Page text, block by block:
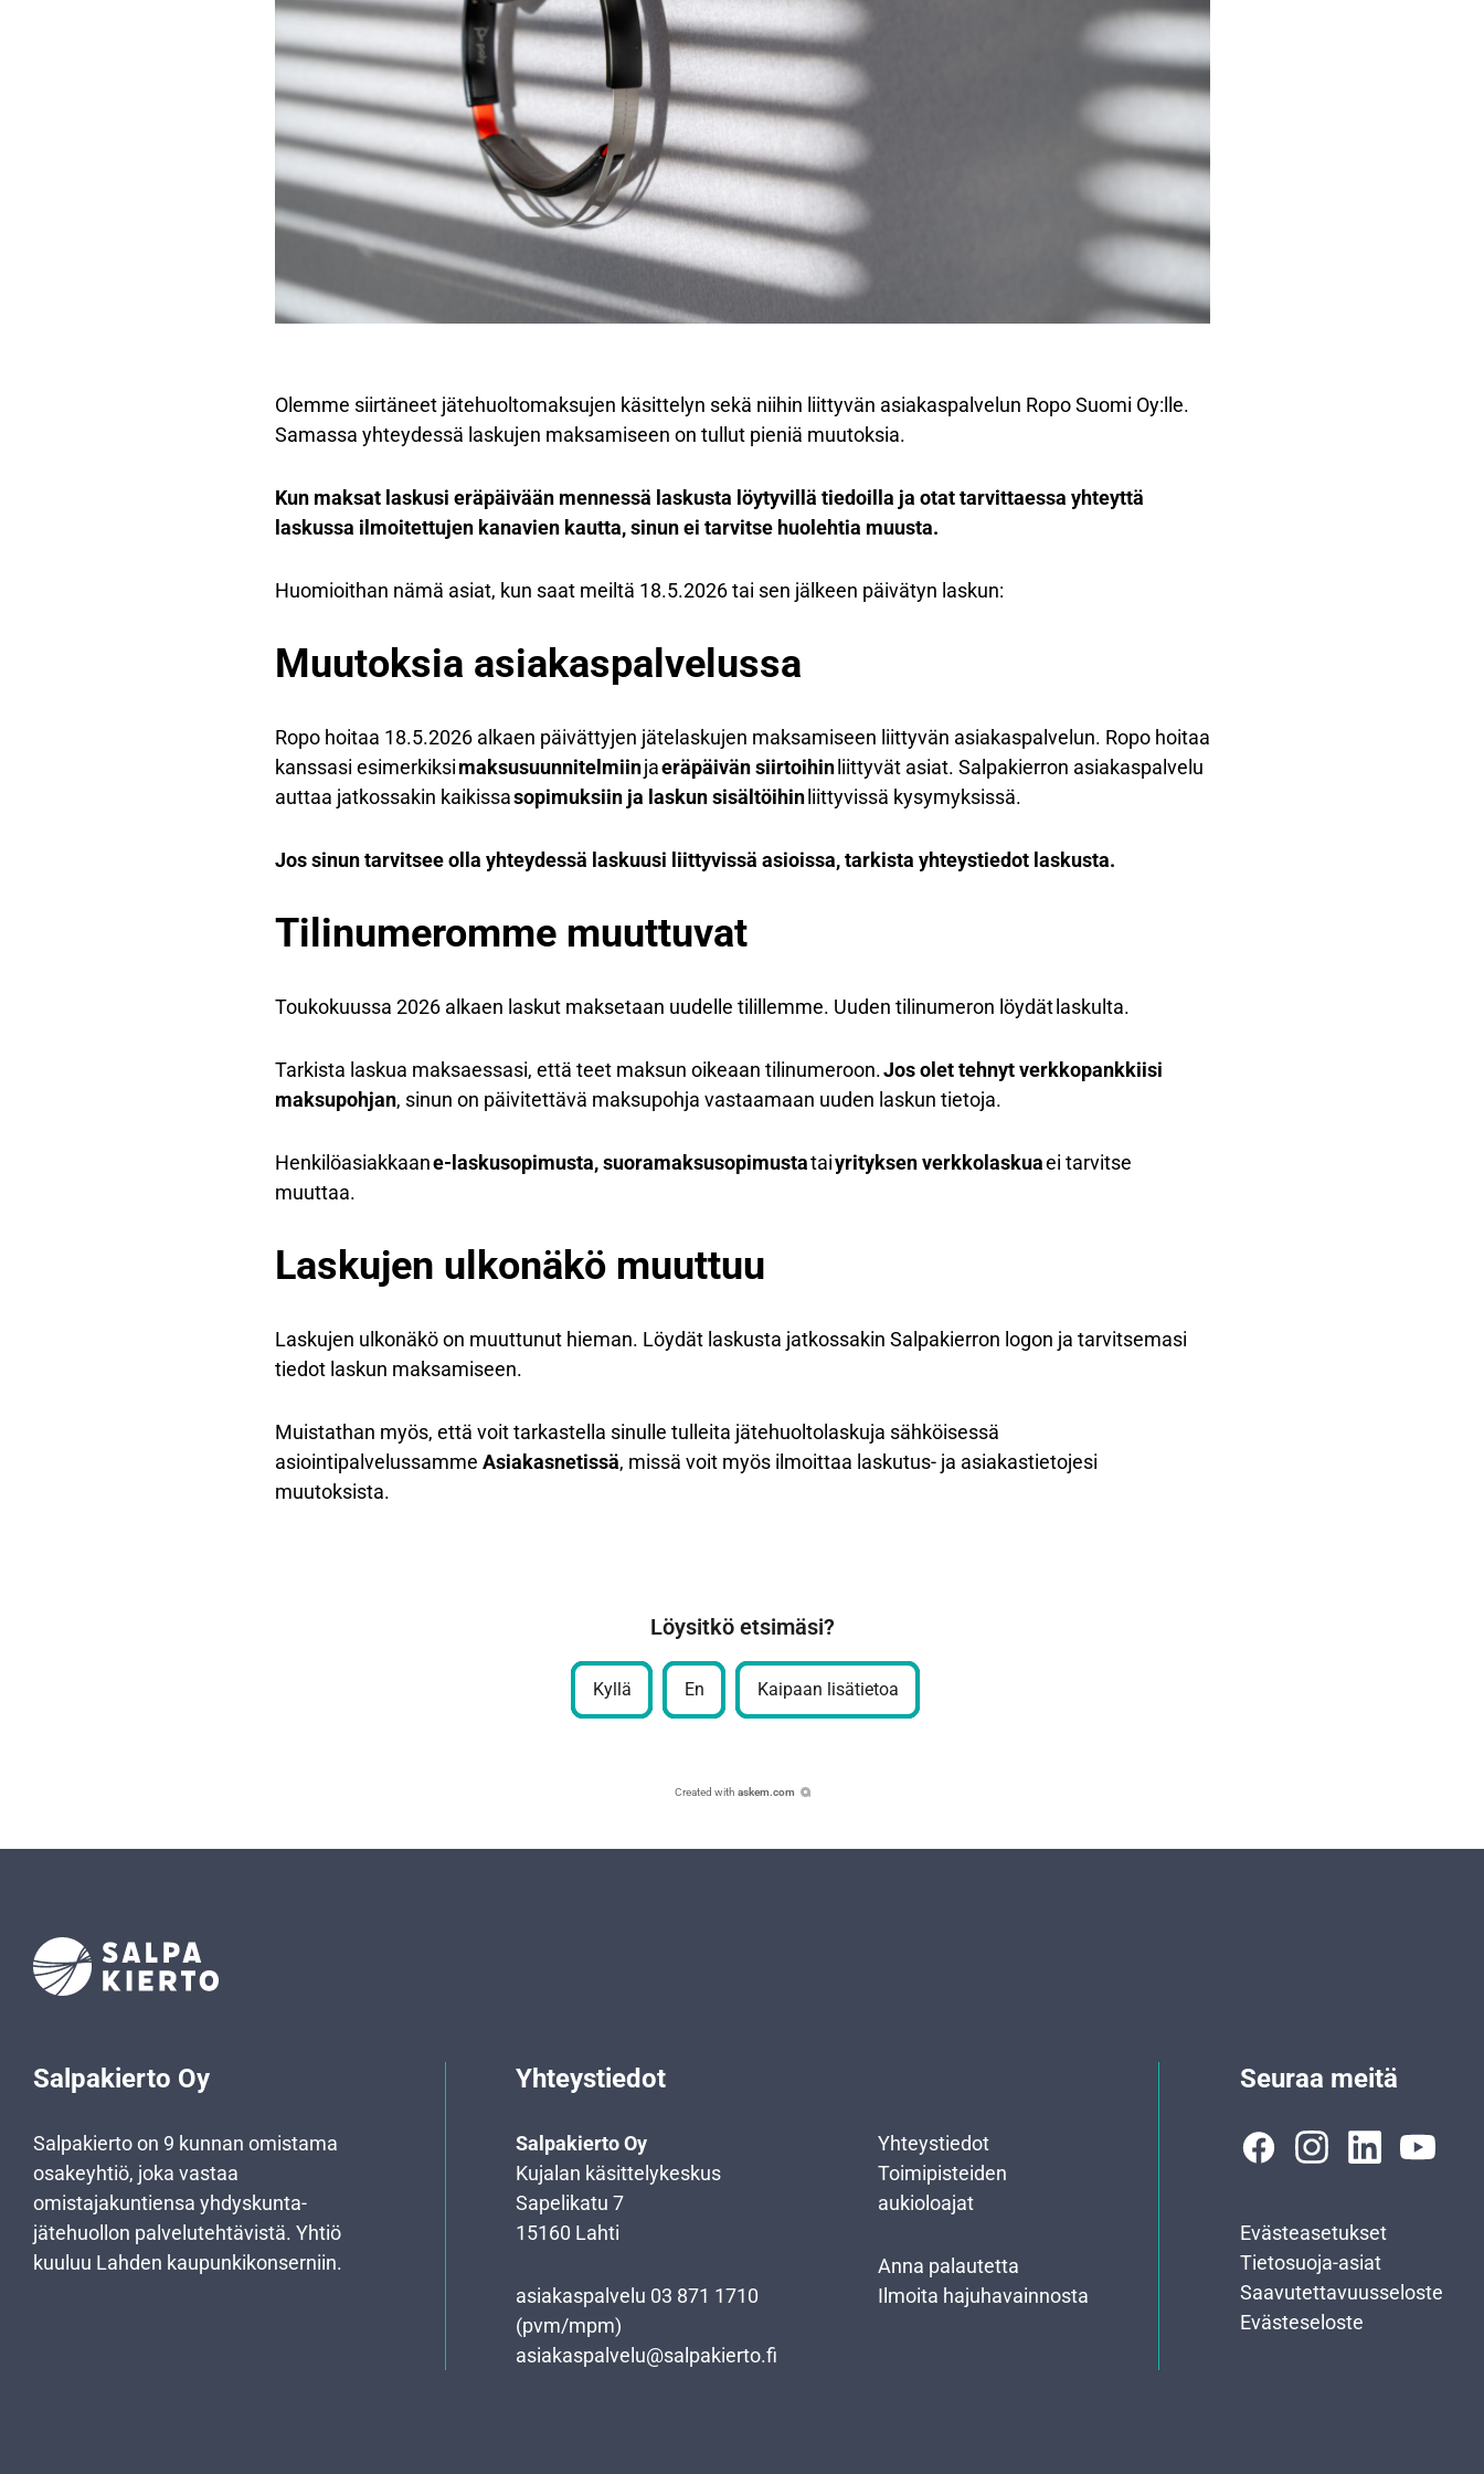
Olemme siirtäneet jätehuoltomaksujen käsittelyn sekä niihin liittyvän asiakaspalvelun Ropo Suomi Oy:lle.
Samassa yhteydessä laskujen maksamiseen on tullut pieniä muutoksia.
Kun maksat laskusi eräpäivään mennessä laskusta löytyvillä tiedoilla ja otat tarvittaessa yhteyttä
laskussa ilmoitettujen kanavien kautta, sinun ei tarvitse huolehtia muusta.
Huomioithan nämä asiat, kun saat meiltä 18.5.2026 tai sen jälkeen päivätyn laskun:
Muutoksia asiakaspalvelussa
Ropo hoitaa 18.5.2026 alkaen päivättyjen jätelaskujen maksamiseen liittyvän asiakaspalvelun. Ropo hoitaa
kanssasi esimerkiksimaksusuunnitelmiinjaeräpäivän siirtoihinliittyvät asiat. Salpakierron asiakaspalvelu
auttaa jatkossakin kaikissasopimuksiin ja laskun sisältöihinliittyvissä kysymyksissä.
Jos sinun tarvitsee olla yhteydessä laskuusi liittyvissä asioissa, tarkista yhteystiedot laskusta.
Tilinumeromme muuttuvat
Toukokuussa 2026 alkaen laskut maksetaan uudelle tilillemme. Uuden tilinumeron löydät laskulta.
Tarkista laskua maksaessasi, että teet maksun oikeaan tilinumeroon.Jos olet tehnyt verkkopankkiisi
maksupohjan, sinun on päivitettävä maksupohja vastaamaan uuden laskun tietoja.
Henkilöasiakkaane-laskusopimusta, suoramaksusopimustataiyrityksen verkkolaskuaei tarvitse
muuttaa.
Laskujen ulkonäkö muuttuu
Laskujen ulkonäkö on muuttunut hieman. Löydät laskusta jatkossakin Salpakierron logon ja tarvitsemasi
tiedot laskun maksamiseen.
Muistathan myös, että voit tarkastella sinulle tulleita jätehuoltolaskuja sähköisessä
asiointipalvelussamme Asiakasnetissä, missä voit myös ilmoittaa laskutus- ja asiakastietojesi
muutoksista.
Löysitkö etsimäsi?
Kyllä En Kaipaan lisätietoa
Created with askem.com
Salpakierto Oy
Salpakierto on 9 kunnan omistama
osakeyhtiö, joka vastaa
omistajakuntiensa yhdyskunta­
jätehuollon palvelutehtävistä. Yhtiö
kuuluu Lahden kaupunkikonserniin.
Yhteystiedot
Salpakierto Oy
Kujalan käsittelykeskus
Sapelikatu 7
15160 Lahti
asiakaspalvelu 03 871 1710
(pvm/mpm)
asiakaspalvelu@salpakierto.fi
Yhteystiedot
Toimipisteiden
aukioloajat
Anna palautetta
Ilmoita hajuhavainnosta
Seuraa meitä
Evästeasetukset
Tietosuoja-asiat
Saavutettavuusseloste
Evästeseloste